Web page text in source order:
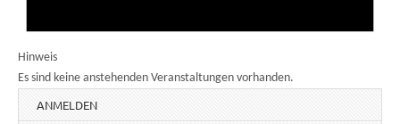
Hinweis
Es sind keine anstehenden Veranstaltungen vorhanden.
ANMELDEN